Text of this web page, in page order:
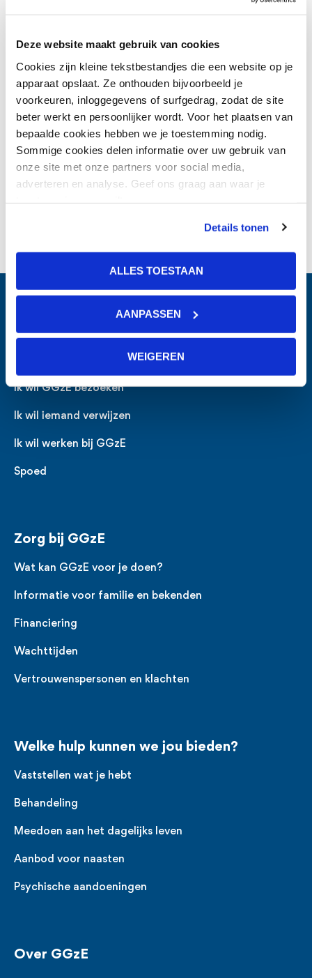
Deze website maakt gebruik van cookies
Cookies zijn kleine tekstbestandjes die een website op je
apparaat opslaat. Ze onthouden bijvoorbeeld je
voorkeuren, inloggegevens of surfgedrag, zodat de site
beter werkt en persoonlijker wordt. Voor het plaatsen van
bepaalde cookies hebben we je toestemming nodig.
Sommige cookies delen informatie over uw gebruik van
onze site met onze partners voor social media,
adverteren en analyse. Geef ons graag aan waar je
Details tonen
ALLES TOESTAAN
AANPASSEN
WEIGEREN
Terug naar nieuwsoverzicht
Voet
Direct naar
Ik wil GGzE bezoeken
Ik wil iemand verwijzen
Ik wil werken bij GGzE
Spoed
Zorg bij GGzE
Wat kan GGzE voor je doen?
Informatie voor familie en bekenden
Financiering
Wachttijden
Vertrouwenspersonen en klachten
Welke hulp kunnen we jou bieden?
Vaststellen wat je hebt
Behandeling
Meedoen aan het dagelijks leven
Aanbod voor naasten
Psychische aandoeningen
Over GGzE